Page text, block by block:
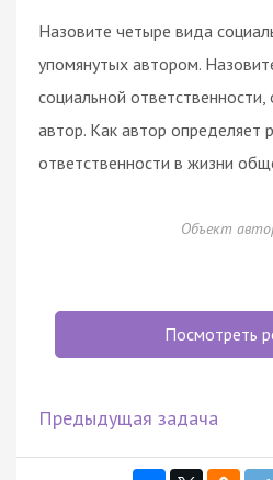
Назовите четыре вида
упомянутых автором.
социальной
автор. Как автор определяет
ответственности в жизни
Объект
Посмотреть
Предыдущая задача